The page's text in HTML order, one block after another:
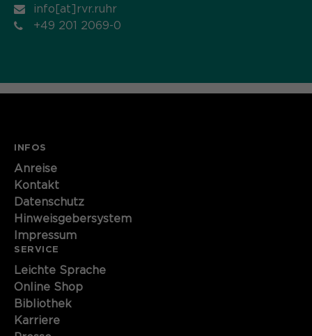
info[at]rvr.ruhr
+49 201 2069-0
INFOS
Anreise
Kontakt
Datenschutz
Hinweisgebersystem
Impressum
SERVICE
Leichte Sprache
Online Shop
Bibliothek
Karriere